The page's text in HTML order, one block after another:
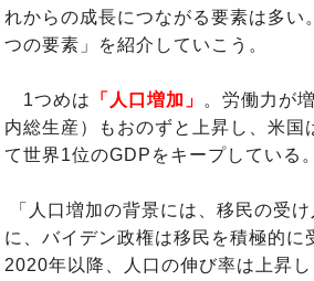
れからの成長につながる要素は多い
つの要素」を紹介していこう。
1つめは 「人口増加」
。労働力が
内総生産）もおのずと上昇し、米国
て世界1位のGDPをキープしている。
「人口増加の背景には、移民の受
に、バイデン政権は移民を積極的に
2020年以降、人口の伸び率は上昇